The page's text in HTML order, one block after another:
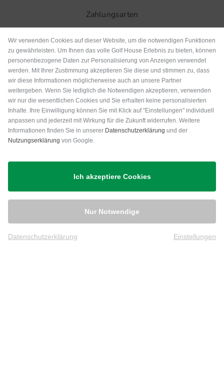
Zahlungsarten
Versand
Wir verwenden Cookies auf dieser Website, um die notwendigen Funktionen
zu gewährleisten. Um Ihnen das volle Golf House Erlebnis zu bieten, können
personenbezogene Daten zur Personalisierung von Anzeigen verwendet
werden. Mit Ihrer Zustimmung akzeptieren Sie diese und stimmen zu, dass
wir diese Informationen möglicherweise auch an unsere Partner
weitergeben. Wenn Sie lediglich die Notwendigen akzeptieren, verwenden
wir nur die wesentlichen Cookies und Sie erhalten keine personalisierten
Inhalte. Ihre Einwilligung können Sie mit Klick auf "Einstellungen" individuell
anpassen und jederzeit mit Wirkung für die Zukunft widerrufen. Weitere
Informationen finden Sie in unserer Datenschutzerklärung und der
Nutzungserklärung von Google.
Ich akzeptiere Cookies
Nur Notwendige
Datenschutzerklärung Einstellungen